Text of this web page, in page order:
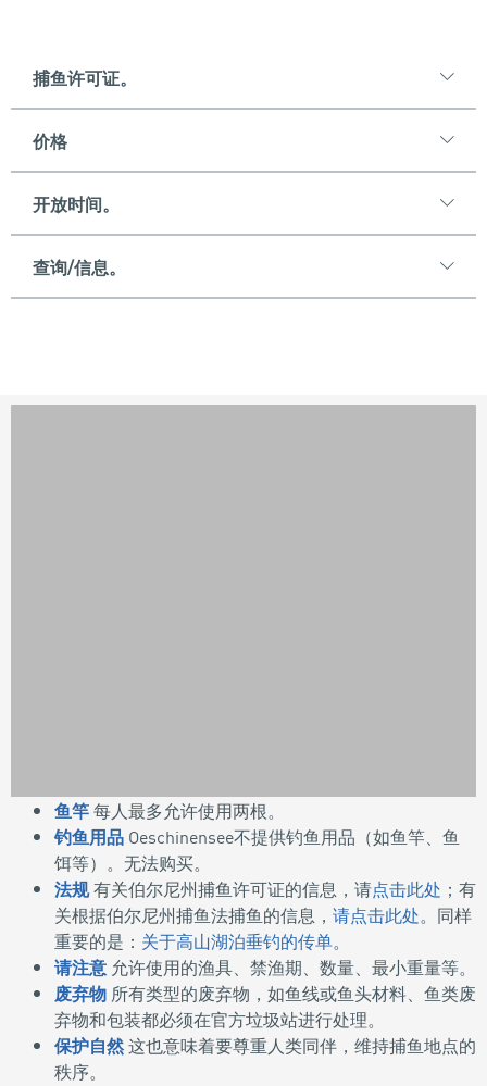
捕鱼许可证。
价格
开放时间。
查询/信息。
户外指
引
可持续捕鱼
鱼竿每人最多允许使用两根。
钓鱼用品 Oeschinensee不提供钓鱼用品（如鱼竿、鱼
饵等）。无法购买。
法规有关伯尔尼州捕鱼许可证的信息，请点击此处 ；有
关根据伯尔尼州捕鱼法捕鱼的信息， 请点击此处。同样
重要的是： 关于高山湖泊垂钓的传单。
请注意 允许使用的渔具、禁渔期、数量、最小重量等。
废弃物 所有类型的废弃物，如鱼线或鱼头材料、鱼类废
弃物和包装都必须在官方垃圾站进行处理。
保护自然这也意味着要尊重人类同伴，维持捕鱼地点的
秩序。